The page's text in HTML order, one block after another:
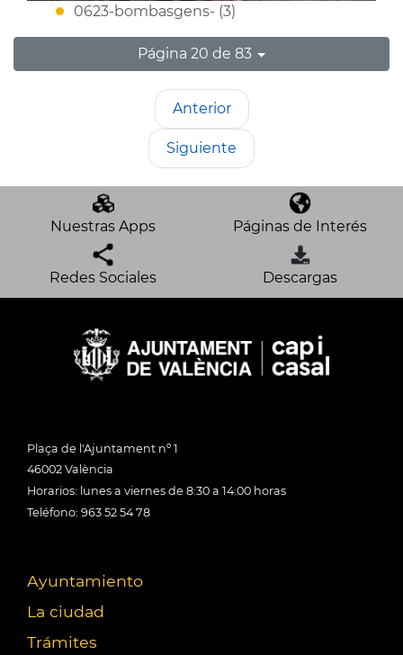
0623-bombasgens- (3)
Página 20 de 83
Anterior
Siguiente
Nuestras Apps Páginas de Interés
Redes Sociales Descargas
Plaça de l'Ajuntament nº 1
46002 València
Horarios: lunes a viernes de 8:30 a 14:00 horas
Teléfono: 963 52 54 78
Ayuntamiento
La ciudad
Trámites